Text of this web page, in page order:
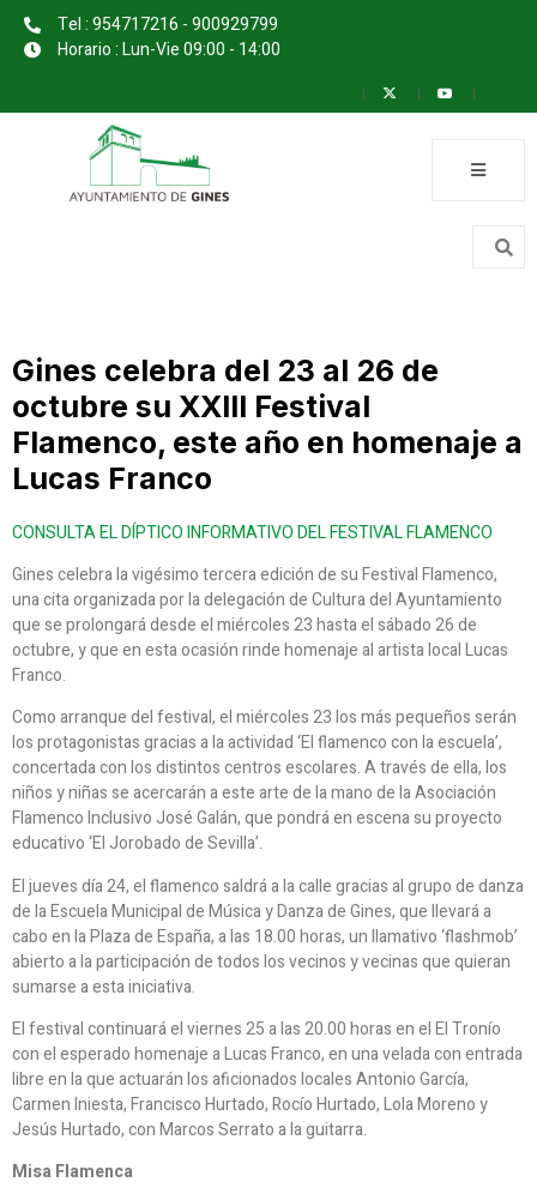
Tel : 954717216 - 900929799
Horario : Lun-Vie 09:00 - 14:00
Gines celebra del 23 al 26 de
octubre su XXIII Festival
Flamenco, este año en homenaje a
Lucas Franco
CONSULTA EL DÍPTICO INFORMATIVO DEL FESTIVAL FLAMENCO
Gines celebra la vigésimo tercera edición de su Festival Flamenco,
una cita organizada por la delegación de Cultura del Ayuntamiento
que se prolongará desde el miércoles 23 hasta el sábado 26 de
octubre, y que en esta ocasión rinde homenaje al artista local Lucas
Franco.
Como arranque del festival, el miércoles 23 los más pequeños serán
los protagonistas gracias a la actividad ‘El flamenco con la escuela’,
concertada con los distintos centros escolares. A través de ella, los
niños y niñas se acercarán a este arte de la mano de la Asociación
Flamenco Inclusivo José Galán, que pondrá en escena su proyecto
educativo ‘El Jorobado de Sevilla’.
El jueves día 24, el flamenco saldrá a la calle gracias al grupo de danza
de la Escuela Municipal de Música y Danza de Gines, que llevará a
cabo en la Plaza de España, a las 18.00 horas, un llamativo ‘flashmob’
abierto a la participación de todos los vecinos y vecinas que quieran
sumarse a esta iniciativa.
El festival continuará el viernes 25 a las 20.00 horas en el El Tronío
con el esperado homenaje a Lucas Franco, en una velada con entrada
libre en la que actuarán los aficionados locales Antonio García,
Carmen Iniesta, Francisco Hurtado, Rocío Hurtado, Lola Moreno y
Jesús Hurtado, con Marcos Serrato a la guitarra.
Misa Flamenca